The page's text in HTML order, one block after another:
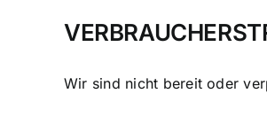
Wir sind nicht bereit oder